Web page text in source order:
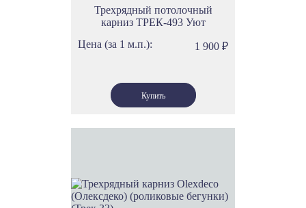
Трехрядный потолочный
карниз ТРЕК-493 Уют
Цена (за 1 м.п.):
1 900 ₽